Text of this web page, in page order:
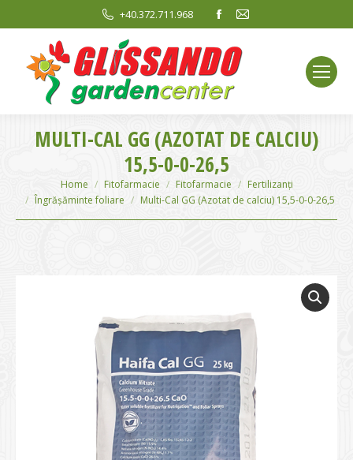
+40.372.711.968
Facebook
opens
in
new
window
Mail
window
MULTI-CAL GG (AZOTAT DE CALCIU)
15,5-0-0-26,5
You are here:
Home Fitofarmacie Fitofarmacie
Fertilizanți
Îngrășăminte foliare
Multi-Cal GG (Azotat de calciu) 15,5-0-0-26,5